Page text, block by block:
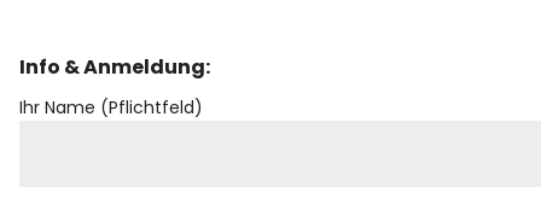
Info & Anmeldung:
Ihr Name (Pflichtfeld)